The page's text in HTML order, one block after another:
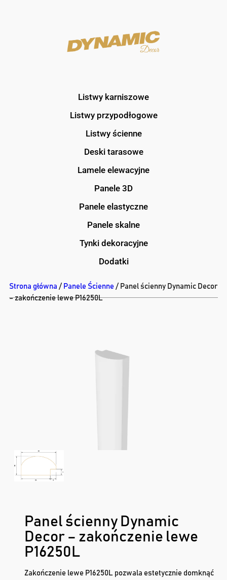
Listwy karniszowe
Listwy przypodłogowe
Listwy ścienne
Deski tarasowe
Lamele elewacyjne
Panele 3D
Panele elastyczne
Panele skalne
Tynki dekoracyjne
Dodatki
Strona główna / Panele Ścienne / Panel ścienny Dynamic Decor
– zakończenie lewe P16250L
Panel ścienny Dynamic
Decor – zakończenie lewe
P16250L
Zakończenie lewe P16250L pozwala estetycznie domknąć